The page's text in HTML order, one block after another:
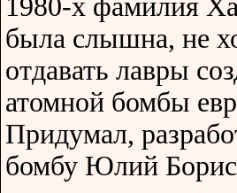
1980-х фамилия
была слышна, не
отдавать лавры
атомной бомбы
Придумал,
бомбу Юлий